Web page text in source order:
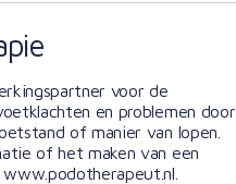
voor de
en problemen door
of manier van lopen.
of het maken van een